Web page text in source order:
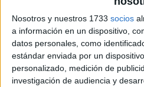
Nosotros y nuestros 1733 socios
a información en un dispositivo,
datos personales, como
estándar enviada por un
personalizado, medición de
investigación de audiencia y
Pulsa sobre el enlace
archivo: